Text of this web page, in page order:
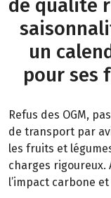
de qualité
un
pour ses
Refus des OGM,
de transport par
les fruits et
charges rigoureux.
l’impact carbone